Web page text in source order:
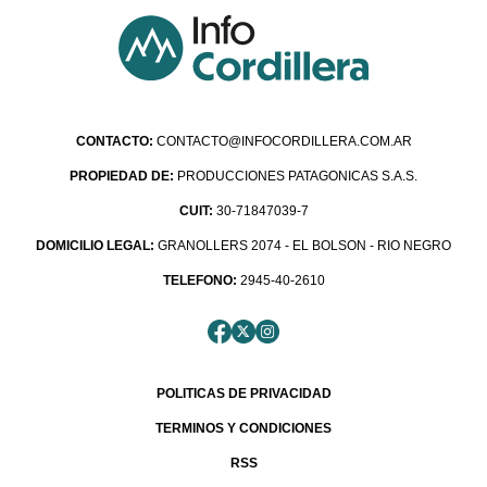
CONTACTO: CONTACTO@INFOCORDILLERA.COM.AR
PROPIEDAD DE: PRODUCCIONES PATAGONICAS S.A.S.
CUIT: 30-71847039-7
DOMICILIO LEGAL: GRANOLLERS 2074 - EL BOLSON - RIO NEGRO
TELEFONO: 2945-40-2610
POLITICAS DE PRIVACIDAD
TERMINOS Y CONDICIONES
RSS